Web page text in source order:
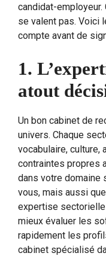
candidat-
se valent pas. Voici
compte avant de
1.
atout
Un bon cabinet de
univers. Chaque
vocabulaire,
contraintes propres
dans votre domaine
vous, mais aussi
expertise sectorielle
mieux évaluer les
rapidement les
cabinet spécialisé